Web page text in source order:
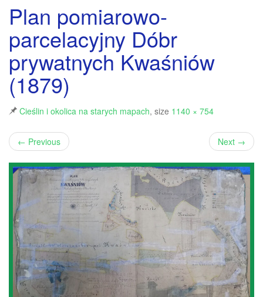
Plan pomiarowo-
parcelacyjny Dóbr
prywatnych Kwaśniów
(1879)
Cieślin i okolica na starych mapach, size 1140 × 754
← Previous Next →